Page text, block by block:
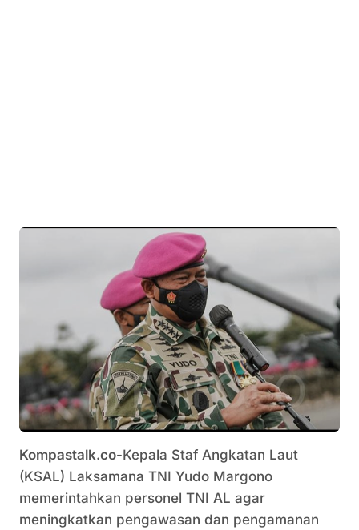
Kompastalk.co-Kepala Staf Angkatan Laut
(KSAL) Laksamana TNI Yudo Margono
memerintahkan personel TNI AL agar
meningkatkan pengawasan dan pengamanan